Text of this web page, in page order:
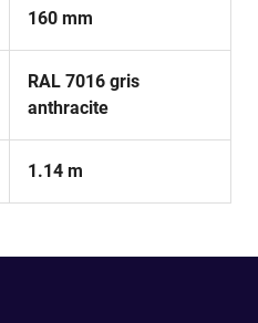
160 mm
RAL 7016 gris
anthracite
1.14 m